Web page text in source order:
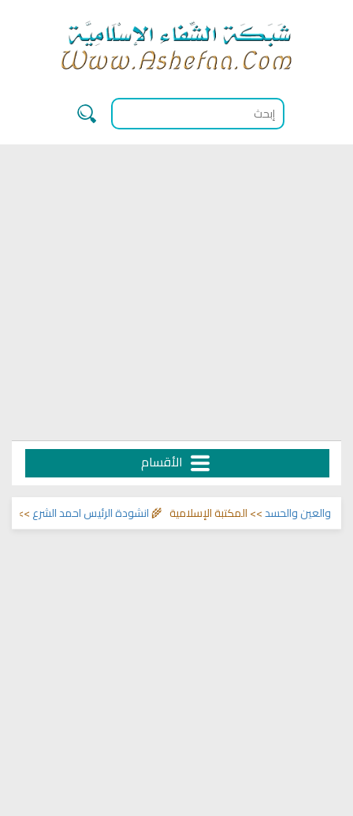
الأقسام
انشودة الرئيس احمد الشرع>> اناشيد والحسد>> المكتبة الإسلامية 🌾